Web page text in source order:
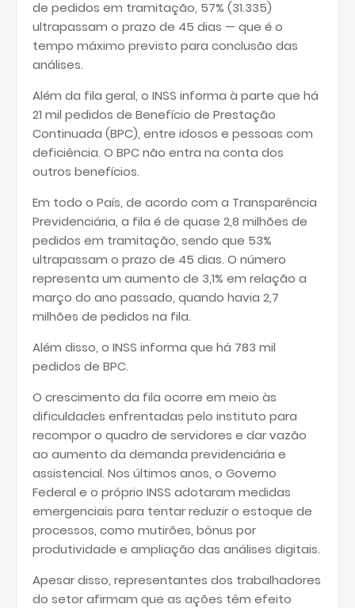
de pedidos em tramitação, 57% (31.335)
ultrapassam o prazo de 45 dias — que é o
tempo máximo previsto para conclusão das
análises.
Além da fila geral, o INSS informa à parte que há
21 mil pedidos de Benefício de Prestação
Continuada (BPC), entre idosos e pessoas com
deficiência. O BPC não entra na conta dos
outros benefícios.
Em todo o País, de acordo com a Transparência
Previdenciária, a fila é de quase 2,8 milhões de
pedidos em tramitação, sendo que 53%
ultrapassam o prazo de 45 dias. O número
representa um aumento de 3,1% em relação a
março do ano passado, quando havia 2,7
milhões de pedidos na fila.
Além disso, o INSS informa que há 783 mil
pedidos de BPC.
O crescimento da fila ocorre em meio às
dificuldades enfrentadas pelo instituto para
recompor o quadro de servidores e dar vazão
ao aumento da demanda previdenciária e
assistencial. Nos últimos anos, o Governo
Federal e o próprio INSS adotaram medidas
emergenciais para tentar reduzir o estoque de
processos, como mutirões, bônus por
produtividade e ampliação das análises digitais.
Apesar disso, representantes dos trabalhadores
do setor afirmam que as ações têm efeito